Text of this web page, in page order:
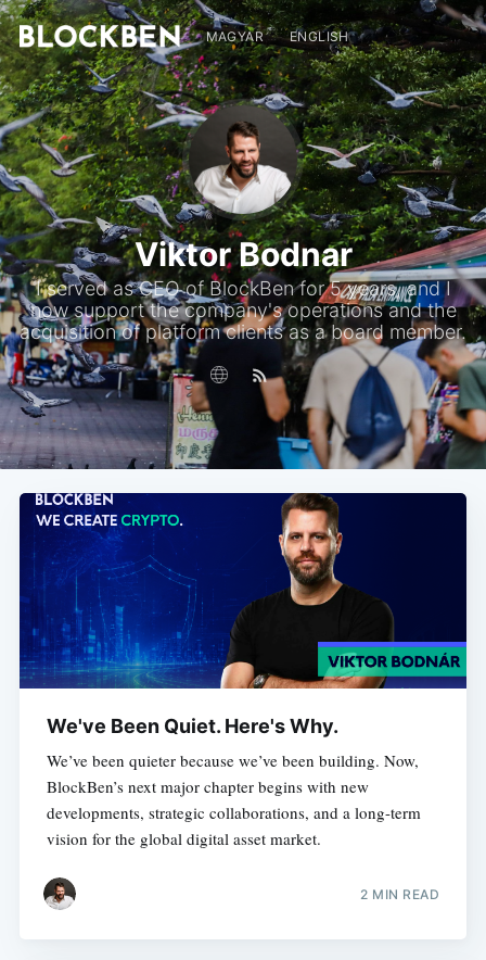
MAGYAR ENGLISH
Viktor Bodnar
I served as CEO of BlockBen for 5 years, and I
now support the company's operations and the
acquisition of platform clients as a board member.
We've Been Quiet. Here's Why.
We’ve been quieter because we’ve been building. Now,
BlockBen’s next major chapter begins with new
developments, strategic collaborations, and a long-term
vision for the global digital asset market.
2 MIN READ